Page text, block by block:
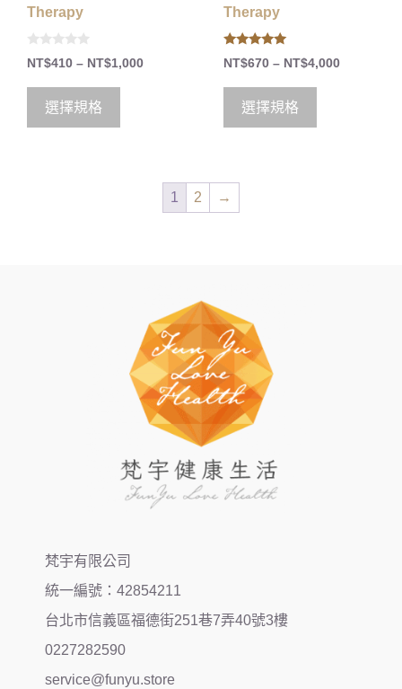
Therapy
0
o
5
NT$410 – NT$1,000
選擇規格
Therapy
5.00
out of 5
NT$670 – NT$4,000
選擇規格
1 2 →
梵宇有限公司
統一編號：42854211
台北市信義區福德街251巷7弄40號3樓
0227282590
service@funyu.store